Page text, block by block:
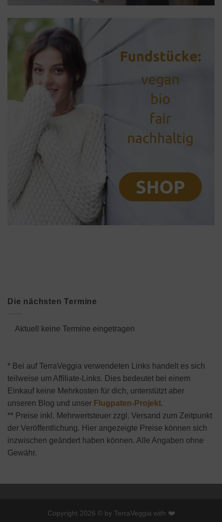
Die nächsten Termine
Aktuell keine Termine eingetragen
* Bei auf TerraVeggia verwendeten Links handelt es sich
teilweise um Affiliate-Links. Dies bedeutet bei einem
Einkauf keine Mehrkosten für dich, unterstützt aber
unseren Blog und unser Flugpaten-Projekt.
** Preise inkl. Mehrwertsteuer zzgl. Versand zum Zeitpunkt
der Veröffentlichung. Hier angezeigte Preise können sich
inzwischen geändert haben können. Alle Angaben ohne
Gewähr.
Copyright 2026 © by TerraVeggia with ❤️